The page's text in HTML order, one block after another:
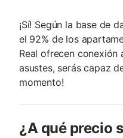
¡Sí! Según la base de
el 92% de los
Real ofrecen conexión
asustes, serás capaz
momento!
¿A qué precio